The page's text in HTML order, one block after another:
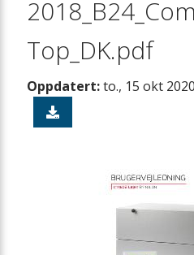
Top_DK.pdf
Oppdatert:to., 15 okt